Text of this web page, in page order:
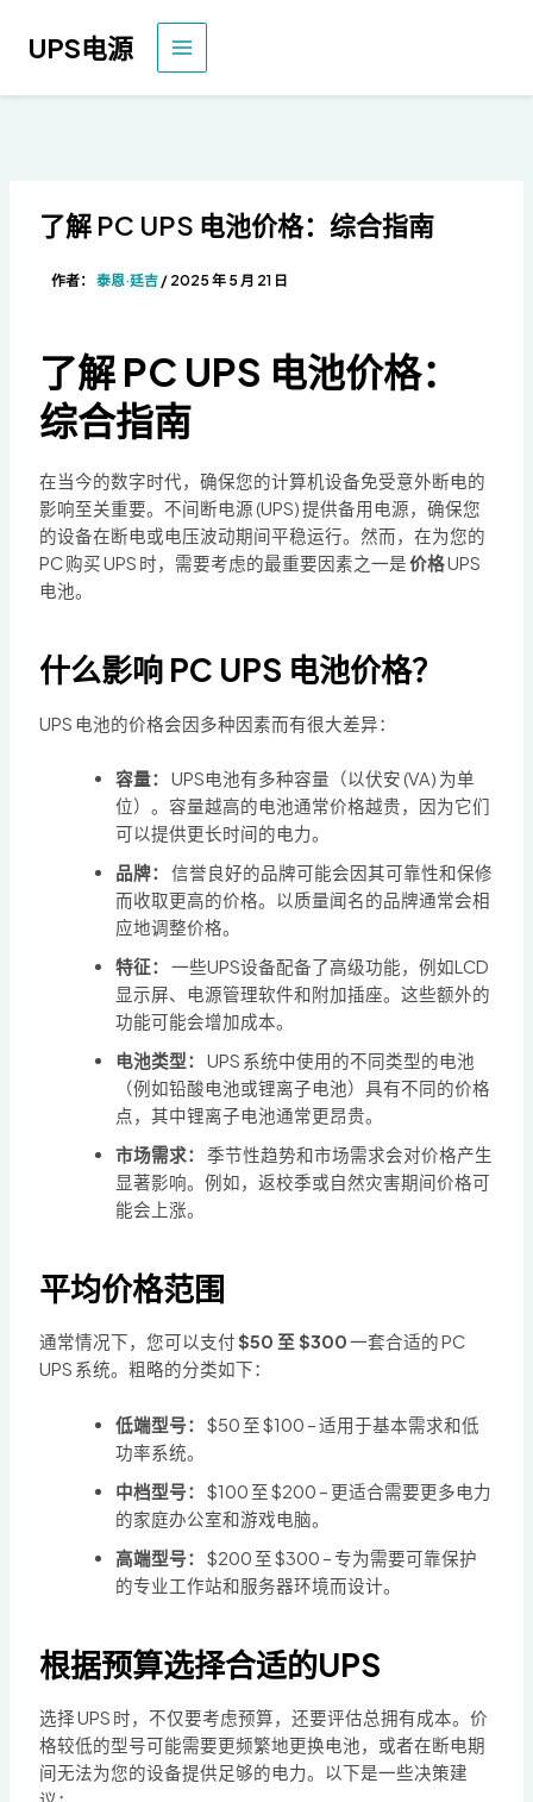
UPS电源
主
了解 PC UPS 电池价格：综合指南
作者： 泰恩·廷吉 / 2025 年 5 月 21 日
了解 PC UPS 电池价格：
综合指南
在当今的数字时代，确保您的计算机设备免受意外断电的
影响至关重要。不间断电源 (UPS) 提供备用电源，确保您
的设备在断电或电压波动期间平稳运行。然而，在为您的
PC 购买 UPS 时，需要考虑的最重要因素之一是价格UPS
电池。
什么影响 PC UPS 电池价格？
UPS 电池的价格会因多种因素而有很大差异：
容量：
UPS电池有多种容量（以伏安 (VA) 为单
位）。容量越高的电池通常价格越贵，因为它们
可以提供更长时间的电力。
品牌：
信誉良好的品牌可能会因其可靠性和保修
而收取更高的价格。以质量闻名的品牌通常会相
应地调整价格。
特征：
一些UPS设备配备了高级功能，例如LCD
显示屏、电源管理软件和附加插座。这些额外的
功能可能会增加成本。
电池类型：
UPS 系统中使用的不同类型的电池
（例如铅酸电池或锂离子电池）具有不同的价格
点，其中锂离子电池通常更昂贵。
市场需求：
季节性趋势和市场需求会对价格产生
显著影响。例如，返校季或自然灾害期间价格可
能会上涨。
平均价格范围
通常情况下，您可以支付$50 至 $300一套合适的 PC
UPS 系统。粗略的分类如下：
低端型号：
$50 至 $100 – 适用于基本需求和低
功率系统。
中档型号：
$100 至 $200 – 更适合需要更多电力
的家庭办公室和游戏电脑。
高端型号：
$200 至 $300 – 专为需要可靠保护
的专业工作站和服务器环境而设计。
根据预算选择合适的UPS
选择 UPS 时，不仅要考虑预算，还要评估总拥有成本。价
格较低的型号可能需要更频繁地更换电池，或者在断电期
间无法为您的设备提供足够的电力。以下是一些决策建